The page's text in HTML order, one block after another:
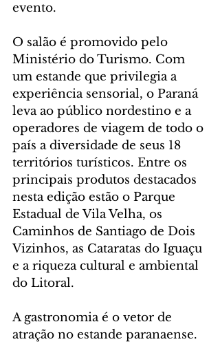
evento.
O salão é promovido pelo
Ministério do Turismo. Com
um estande que privilegia a
experiência sensorial, o Paraná
leva ao público nordestino e a
operadores de viagem de todo o
país a diversidade de seus 18
territórios turísticos. Entre os
principais produtos destacados
nesta edição estão o Parque
Estadual de Vila Velha, os
Caminhos de Santiago de Dois
Vizinhos, as Cataratas do Iguaçu
e a riqueza cultural e ambiental
do Litoral.
A gastronomia é o vetor de
atração no estande paranaense.